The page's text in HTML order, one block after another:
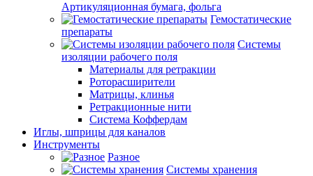
Артикуляционная бумага, фольга
Гемостатические
препараты
Системы
изоляции рабочего поля
Материалы для ретракции
Роторасширители
Матрицы, клинья
Ретракционные нити
Система Коффердам
Иглы, шприцы для каналов
Инструменты
Разное
Системы хранения